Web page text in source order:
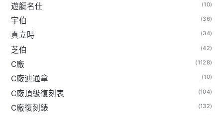
遊艇名仕 (10)
宇伯 (36)
真立時 (34)
芝伯 (42)
C廠 (1128)
C廠迪通拿 (10)
C廠頂級復刻表 (104)
C廠復刻錶 (132)